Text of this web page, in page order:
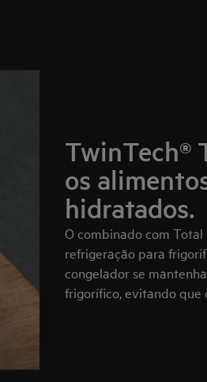
TwinTech®
os
hidratados.
O combinado com
refrigeração para
congelador se
frigorífico, evitando que